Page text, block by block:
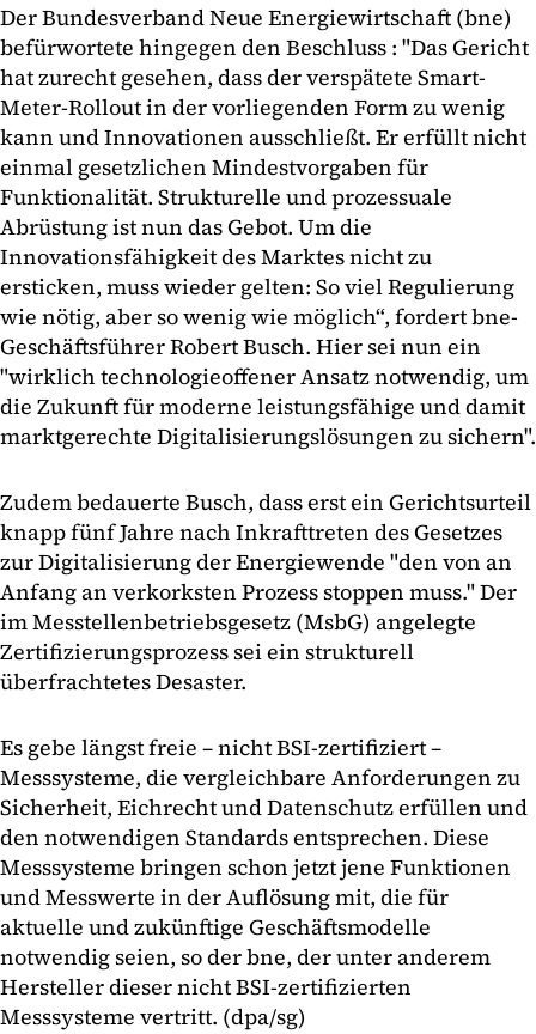
Der Bundesverband Neue Energiewirtschaft (bne)
befürwortete hingegen den Beschluss : "Das Gericht
hat zurecht gesehen, dass der verspätete Smart-
Meter-Rollout in der vorliegenden Form zu wenig
kann und Innovationen ausschließt. Er erfüllt nicht
einmal gesetzlichen Mindestvorgaben für
Funktionalität. Strukturelle und prozessuale
Abrüstung ist nun das Gebot. Um die
Innovationsfähigkeit des Marktes nicht zu
ersticken, muss wieder gelten: So viel Regulierung
wie nötig, aber so wenig wie möglich“, fordert bne-
Geschäftsführer Robert Busch. Hier sei nun ein
"wirklich technologieoffener Ansatz notwendig, um
die Zukunft für moderne leistungsfähige und damit
marktgerechte Digitalisierungslösungen zu sichern".
Zudem bedauerte Busch, dass erst ein Gerichtsurteil
knapp fünf Jahre nach Inkrafttreten des Gesetzes
zur Digitalisierung der Energiewende "den von an
Anfang an verkorksten Prozess stoppen muss." Der
im Messtellenbetriebsgesetz (MsbG) angelegte
Zertifizierungsprozess sei ein strukturell
überfrachtetes Desaster.
Es gebe längst freie – nicht BSI-zertifiziert –
Messsysteme, die vergleichbare Anforderungen zu
Sicherheit, Eichrecht und Datenschutz erfüllen und
den notwendigen Standards entsprechen. Diese
Messsysteme bringen schon jetzt jene Funktionen
und Messwerte in der Auflösung mit, die für
aktuelle und zukünftige Geschäftsmodelle
notwendig seien, so der bne, der unter anderem
Hersteller dieser nicht BSI-zertifizierten
Messsysteme vertritt. (dpa/sg)